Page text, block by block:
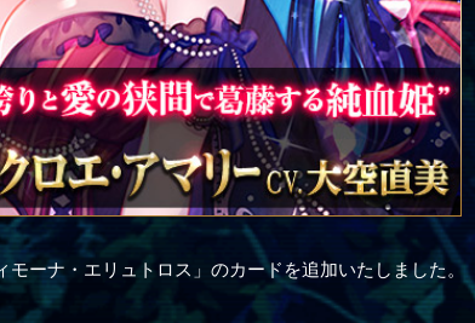
ーナ・エリュトロス」のカードを追加いたしました。